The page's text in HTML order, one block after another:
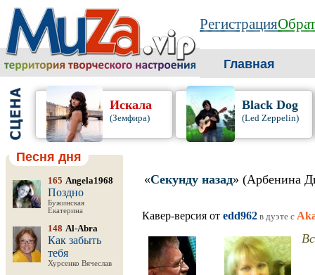
Регистрация
Главная
Искала
(Земфира)
Black Dog
(Led Zeppelin)
Песня дня
165 Angela1968
Поздно
Бужинская
Екатерина
148 Al-Abra
Как забыть
тебя
Хурсенко Вячеслав
«Секунду назад» (Арбенина
Кавер-версия от edd962 в дуэте c